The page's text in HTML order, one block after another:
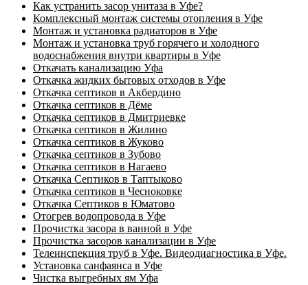
Как устранить засор унитаза в Уфе?
Комплексный монтаж системы отопления в Уфе
Монтаж и установка радиаторов в Уфе
Монтаж и установка труб горячего и холодного
водоснабжения внутри квартиры в Уфе
Откачать канализацию Уфа
Откачка жидких бытовых отходов в Уфе
Откачка септиков в Акбердино
Откачка септиков в Дёме
Откачка септиков в Дмитриевке
Откачка септиков в Жилино
Откачка септиков в Жуково
Откачка септиков в Зубово
Откачка септиков в Нагаево
Откачка Септиков в Таптыково
Откачка септиков в Чесноковке
Откачка Септиков в Юматово
Отогрев водопровода в Уфе
Прочистка засора в ванной в Уфе
Прочистка засоров канализации в Уфе
Телеинспекция труб в Уфе. Видеодиагностика в Уфе.
Установка санфаянса в Уфе
Чистка выгребных ям Уфа